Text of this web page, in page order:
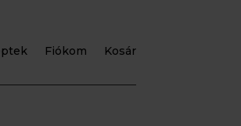
Fiókom Kosár